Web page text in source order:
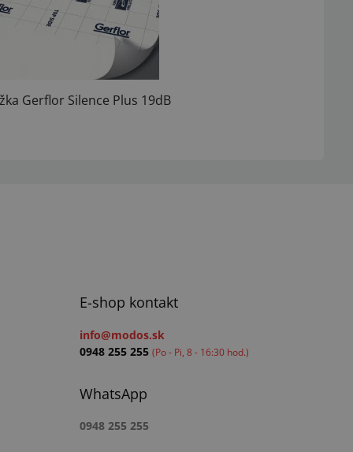
Gerflor Silence Plus 19dB
E-shop kontakt
info@modos.sk
0948 255 255 (Po - Pi, 8 - 16:30 hod.)
WhatsApp
0948 255 255